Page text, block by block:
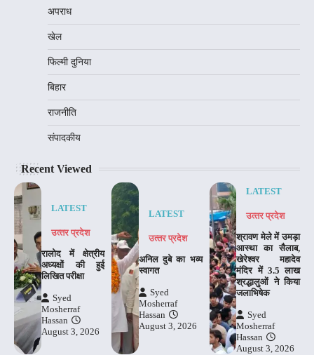
अपराध
खेल
फिल्मी दुनिया
बिहार
राजनीति
संपादकीय
Recent Viewed
LATEST
उत्‍तर प्रदेश
रालोद में क्षेत्रीय
अध्यक्षों की हुई
लिखित परीक्षा
Syed
Mosherraf
Hassan
August 3, 2026
LATEST
उत्‍तर प्रदेश
अनिल दुबे का भव्य
स्वागत
Syed
Mosherraf
Hassan
August 3, 2026
LATEST
उत्‍तर प्रदेश
श्रावण मेले में उमड़ा
आस्था का सैलाब,
खेरेश्वर महादेव
मंदिर में 3.5 लाख
श्रद्धालुओं ने किया
जलाभिषेक
Syed
Mosherraf
Hassan
August 3, 2026